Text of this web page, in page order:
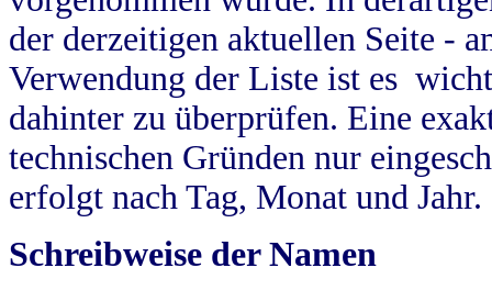
der derzeitigen aktuellen Seite -
Verwendung der Liste ist es
dahinter zu überprüfen. Eine
technischen Gründen nur
erfolgt nach Tag, Monat und Jahr.
Schreibweise der Namen